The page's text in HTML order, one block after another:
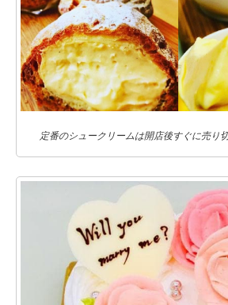
定番のシュークリームは開店後すぐに売り